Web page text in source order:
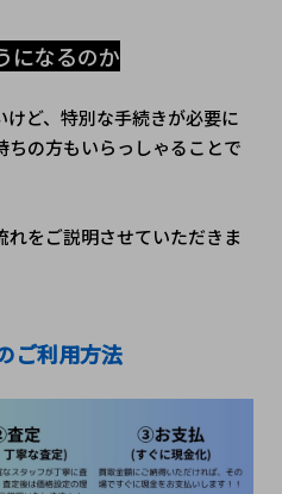
になるのか
ど、特別な手続きが必要に
の方もいらっしゃることで
をご説明させていただきま
ご利用方法